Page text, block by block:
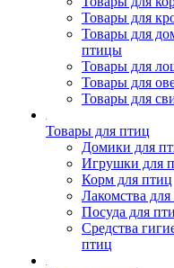
Товары для
Товары для
птицы
Товары для
Товары для
Товары для
Товары для птиц
Домики для
Игрушки для
Корм для птиц
Лакомства
Посуда для
Средства
птиц